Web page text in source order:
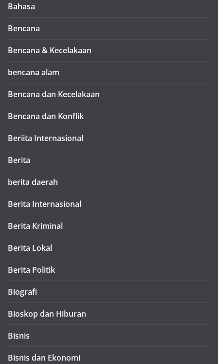
Bahasa
Bencana
Bencana & Kecelakaan
bencana alam
Bencana dan Kecelakaan
Bencana dan Konflik
Beriita Internasional
Berita
berita daerah
Berita Internasional
Berita Kriminal
Berita Lokal
Berita Politik
Biografi
Bioskop dan Hiburan
Bisnis
Bisnis dan Ekonomi